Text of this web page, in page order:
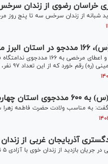
از زندان سرخس/ به مدجویان ۳ تا ۵
شبانه از زندان سرخس سه تا پنج روز
مرخصی شدند
رئیس کل دادگستری استان البرز
که از این تعداد ۹۷ نفر، مددجوی زن بودند.
مرخصی اعطا شد
حضرت فاطمه زهرا سلام‌الله‌علی‌ها به ۶۰۰